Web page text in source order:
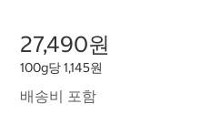
27,490원
100g당 1,145원
배송비 포함